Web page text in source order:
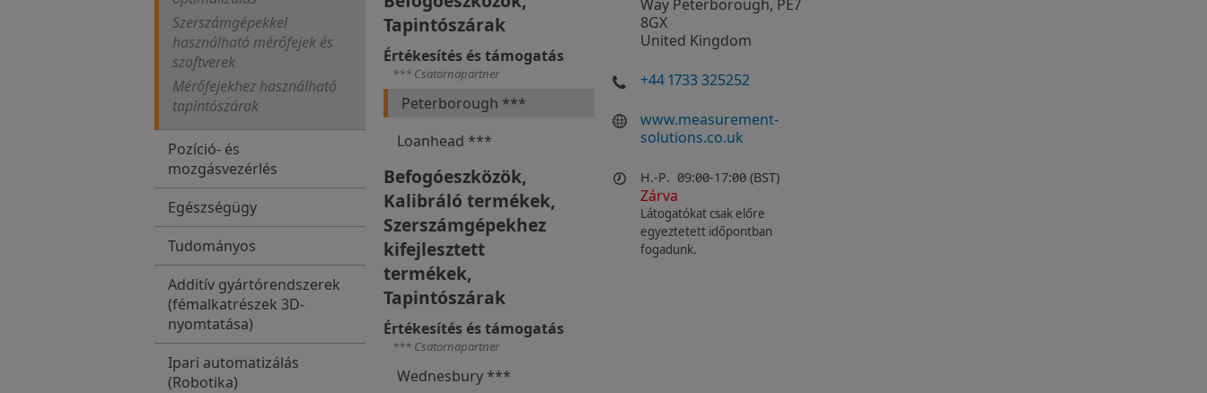
Szerszámgépekkel
használható mérőfejek és
szoftverek
Mérőfejekhez használható
tapintószárak
Pozíció- és
mozgásvezérlés
Egészségügy
Tudományos
Additív gyártórendszerek
(fémalkatrészek 3D-
nyomtatása)
Ipari automatizálás
(Robotika)
Tapintószárak
Értékesítés és támogatás
*** Csatornapartner
Peterborough ***
Loanhead ***
Befogóeszközök,
Kalibráló termékek,
Szerszámgépekhez
kifejlesztett
termékek,
Tapintószárak
Értékesítés és támogatás
*** Csatornapartner
Wednesbury ***
Way Peterborough, PE7
8GX
United Kingdom
+44 1733 325252
www.measurement-
solutions.co.uk
H.-P. 09:00-17:00 (BST)
Zárva
Látogatókat csak előre
egyeztetett időpontban
fogadunk.